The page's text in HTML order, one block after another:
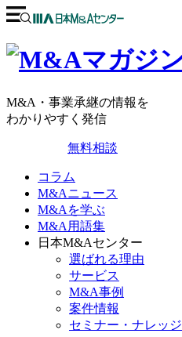
M&A・事業承継の情報を
わかりやすく発信
無料相談
コラム
M&Aニュース
M&Aを学ぶ
M&A用語集
日本M&Aセンター
選ばれる理由
サービス
M&A事例
案件情報
セミナー・ナレッジ